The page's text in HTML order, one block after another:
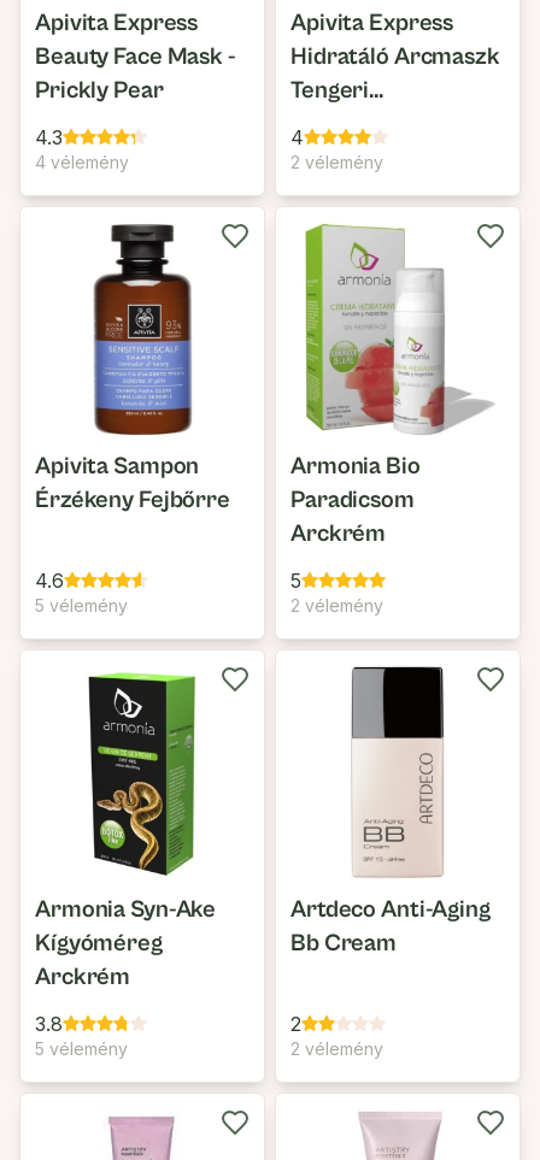
Apivita Express
Beauty Face Mask -
Prickly Pear
4.3
4 vélemény
Apivita Express
Hidratáló Arcmaszk
Tengeri
Levendulával
4
2 vélemény
Apivita Sampon
Érzékeny Fejbőrre
4.6
5 vélemény
Armonia Bio
Paradicsom
Arckrém
5
2 vélemény
Armonia Syn-Ake
Kígyóméreg
Arckrém
3.8
5 vélemény
Artdeco Anti-Aging
Bb Cream
2
2 vélemény